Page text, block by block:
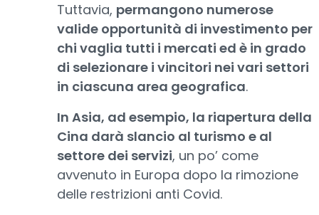
Tuttavia, permangono numerose
valide opportunità di investimento per
chi vaglia tutti i mercati ed è in grado
di selezionare i vincitori nei vari settori
in ciascuna area geografica.
In Asia, ad esempio, la riapertura della
Cina darà slancio al turismo e al
settore dei servizi, un po’ come
avvenuto in Europa dopo la rimozione
delle restrizioni anti Covid.